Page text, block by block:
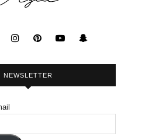
NEWSLETTER